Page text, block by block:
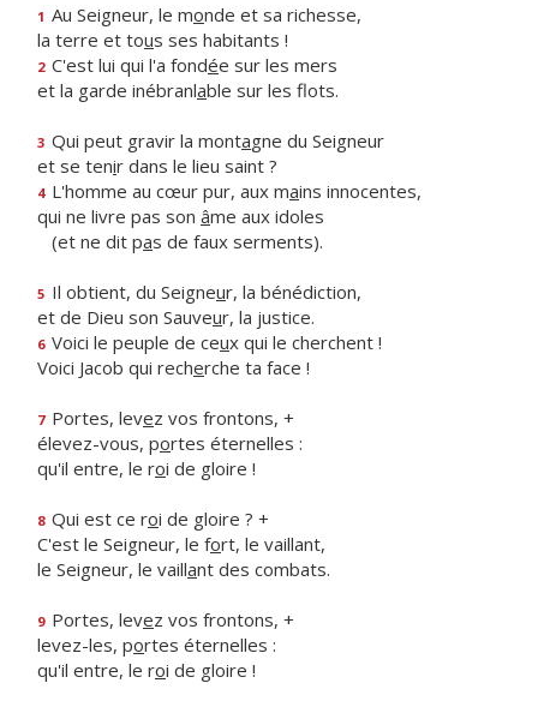
1 Au Seigneur, le monde et sa richesse,
la terre et tous ses habitants !
2 C'est lui qui l'a fondée sur les mers
et la garde inébranlable sur les flots.
3 Qui peut gravir la montagne du Seigneur
et se tenir dans le lieu saint ?
4 L'homme au cœur pur, aux mains innocentes,
qui ne livre pas son âme aux idoles
(et ne dit pas de faux serments).
5 Il obtient, du Seigneur, la bénédiction,
et de Dieu son Sauveur, la justice.
6 Voici le peuple de ceux qui le cherchent !
Voici Jacob qui recherche ta face !
7 Portes, levez vos frontons, +
élevez-vous, portes éternelles :
qu'il entre, le roi de gloire !
8 Qui est ce roi de gloire ? +
C'est le Seigneur, le fort, le vaillant,
le Seigneur, le vaillant des combats.
9 Portes, levez vos frontons, +
levez-les, portes éternelles :
qu'il entre, le roi de gloire !